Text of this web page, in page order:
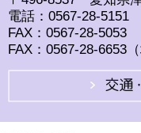
電話：0567-28-5151
FAX：0567-28-5053
FAX：0567-28-6653